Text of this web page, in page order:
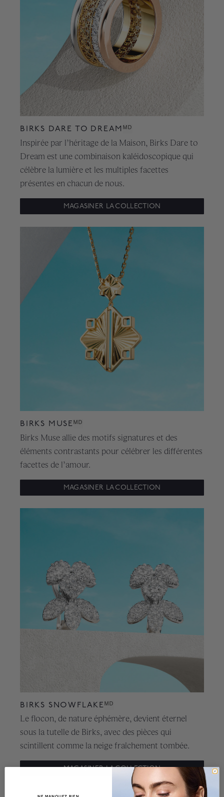
BIRKS DARE TO DREAMᴹᴰ
Inspirée par l’héritage de la Maison, Birks Dare to
Dream est une combinaison kaléidoscopique qui
célèbre la lumière et les multiples facettes
présentes en chacun de nous.
MAGASINER LA COLLECTION
BIRKS MUSEᴹᴰ
Birks Muse allie des motifs signatures et des
éléments contrastants pour célébrer les différentes
facettes de l’amour.
MAGASINER LA COLLECTION
BIRKS SNOWFLAKEᴹᴰ
Le flocon, de nature éphémère, devient éternel
sous la tutelle de Birks, avec des pièces qui
scintillent comme la neige fraîchement tombée.
MAGASINER LA COLLECTION